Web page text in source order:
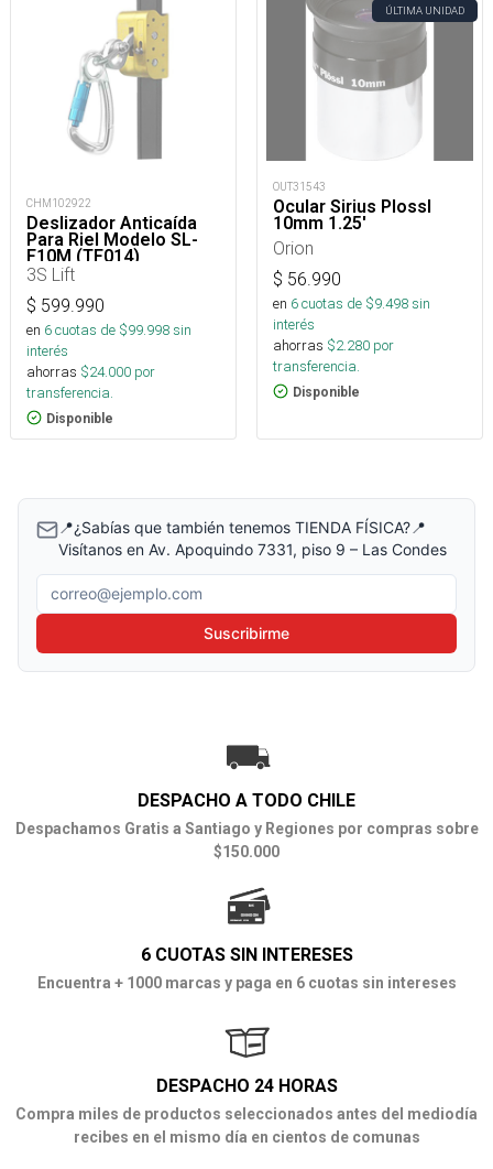
CHM102922
Deslizador Anticaída
Para Riel Modelo SL-
F10M (TF014)
3S Lift
$ 599.990
en 6cuotas de $99.998sin
interés
ahorras $24.000 por
transferencia.
Disponible
ÚLTIMA UNIDAD
OUT31543
Ocular Sirius Plossl
10mm 1.25'
Orion
$ 56.990
en 6cuotas de $9.498sin
interés
ahorras $2.280 por
transferencia.
Disponible
📍¿Sabías que también tenemos TIENDA FÍSICA?📍
Visítanos en Av. Apoquindo 7331, piso 9 – Las Condes
Correo electrónico
Suscribirme
DESPACHO A TODO CHILE
Despachamos Gratis a Santiago y Regiones por compras sobre
$150.000
6 CUOTAS SIN INTERESES
Encuentra + 1000 marcas y paga en 6 cuotas sin intereses
DESPACHO 24 HORAS
Compra miles de productos seleccionados antes del mediodía
recibes en el mismo día en cientos de comunas